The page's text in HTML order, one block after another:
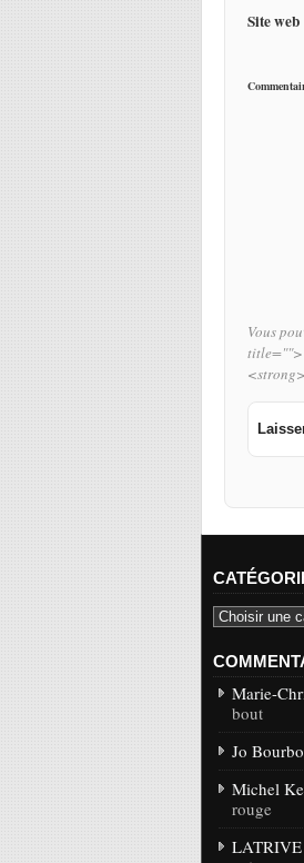
Site web
Vous
title="">
<strong>
Marie-
bout
Jo
Michel
rouge
LATRIVE